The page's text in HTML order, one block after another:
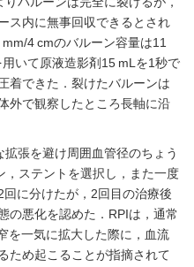
ス内に無事回収できるとされ
4 cmのバルーン容量は11
いて原液造影剤15 mLを1秒で
着できた．裂けたバルーンは
外で観察したところ長軸に沿
張を避け周囲血管径のちょう
，ステントを選択し，また一度
に分けたが，2回目の治療後
の悪化を認めた．RPIは，通常
を一気に拡大した際に，血流
ため起こることが指摘されて